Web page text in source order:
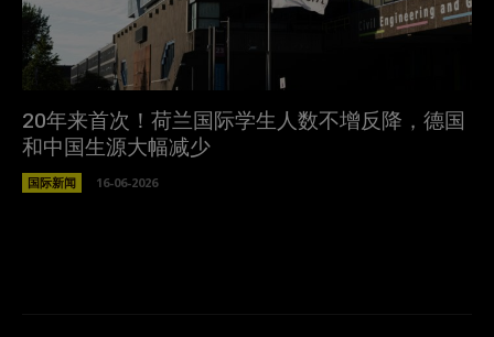
20年来首次！荷兰国际学生人数不增反降，德国
和中国生源大幅减少
国际新闻 16-06-2026